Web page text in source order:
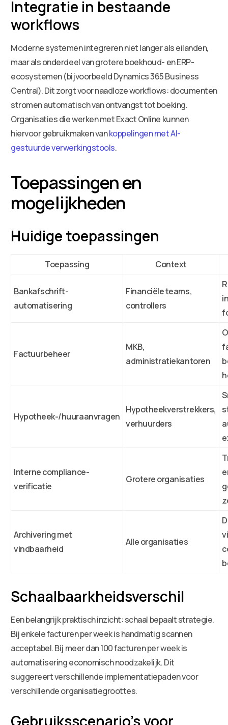
Integratie in bestaande
workflows
Moderne systemen integreren niet langer als eilanden,
maar als onderdeel van grotere boekhoud- en ERP-
ecosystemen (bijvoorbeeld Dynamics 365 Business
Central). Dit zorgt voor naadloze workflows: documenten
stromen automatisch van ontvangst tot boeking.
Organisaties die werken met Exact Online kunnen
hiervoor gebruikmaken vankoppelingen met AI-
gestuurde verwerkingstools.
Toepassingen en
mogelijkheden
Huidige toepassingen
Toepassing Context
Bankafschrift-
automatisering
Financiële teams,
controllers
Factuurbeheer
MKB,
administratiekantoren
Hypotheek-/huuraanvragen
Hypotheekverstrekkers,
verhuurders
Interne compliance-
verificatie
Grotere organisaties
Archivering met
vindbaarheid
Alle organisaties
Schaalbaarkheidsverschil
Een belangrijk praktisch inzicht: schaal bepaalt strategie.
Bij enkele facturen per week is handmatig scannen
acceptabel. Bij meer dan 100 facturen per week is
automatisering economisch noodzakelijk. Dit
suggereert verschillende implementatiepaden voor
verschillende organisatiegroottes.
Gebruiksscenario’s voor